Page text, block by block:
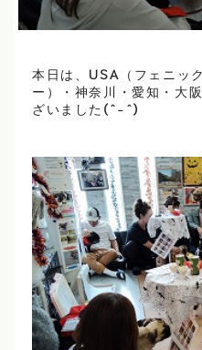
本日は、USA（フェニッ
ー）・神奈川・愛知・大
ざいました(^-^)